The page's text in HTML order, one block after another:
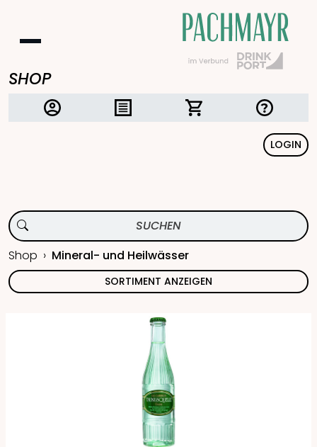
SHOP
LOGIN
Shop Mineral- und Heilwässer
SORTIMENT ANZEIGEN